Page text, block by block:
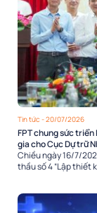
Tin tức - 20/07/2026
FPT chung sức
gia cho Cục Dự trữ
Chiều ngày 16/7/
thầu số 4 “Lập thiết